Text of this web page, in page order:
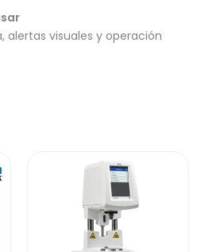
alertas visuales y operación